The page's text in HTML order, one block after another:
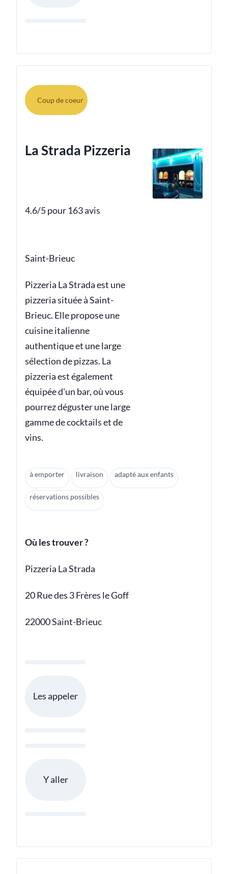
Coup de coeur
La Strada Pizzeria
4.6/5 pour 163 avis
Saint-Brieuc
Pizzeria La Strada est une
pizzeria située à Saint-
Brieuc. Elle propose une
cuisine italienne
authentique et une large
sélection de pizzas. La
pizzeria est également
équipée d'un bar, où vous
pourrez déguster une large
gamme de cocktails et de
vins.
à emporter livraison adapté aux enfants
réservations possibles
Où les trouver ?
Pizzeria La Strada
20 Rue des 3 Frères le Goff
22000 Saint-Brieuc
Les appeler
Y aller